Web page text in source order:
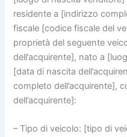
residente a [indirizzo
fiscale [codice fiscale del
proprietà del seguente
dell’acquirente], nato a
[data di nascita
completo dell’acquirente],
dell’acquirente]:
– Tipo di veicolo: [tipo di